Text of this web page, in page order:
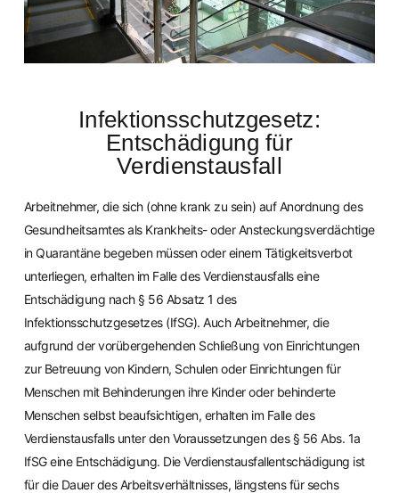
Infektionsschutzgesetz:
Entschädigung für
Verdienstausfall
Arbeitnehmer, die sich (ohne krank zu sein) auf Anordnung des
Gesundheitsamtes als Krankheits- oder Ansteckungsverdächtige
in Quarantäne begeben müssen oder einem Tätigkeitsverbot
unterliegen, erhalten im Falle des Verdienstausfalls eine
Entschädigung nach § 56 Absatz 1 des
Infektionsschutzgesetzes (IfSG). Auch Arbeitnehmer, die
aufgrund der vorübergehenden Schließung von Einrichtungen
zur Betreuung von Kindern, Schulen oder Einrichtungen für
Menschen mit Behinderungen ihre Kinder oder behinderte
Menschen selbst beaufsichtigen, erhalten im Falle des
Verdienstausfalls unter den Voraussetzungen des § 56 Abs. 1a
IfSG eine Entschädigung. Die Verdienstausfallentschädigung ist
für die Dauer des Arbeitsverhältnisses, längstens für sechs